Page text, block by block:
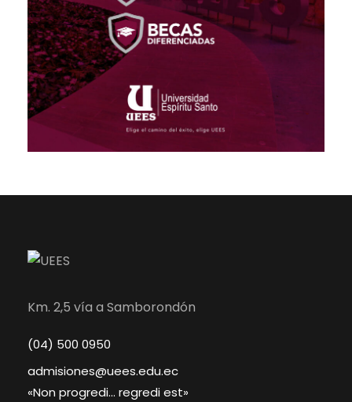
Km. 2,5 vía a Samborondón
(04) 500 0950
admisiones@uees.edu.ec
«Non progredi… regredi est»